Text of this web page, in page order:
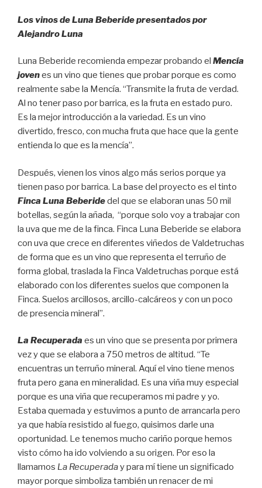
Los vinos de Luna Beberide presentados por
Alejandro Luna
Luna Beberide recomienda empezar probando el Mencía
jovenes un vino que tienes que probar porque es como
realmente sabe la Mencía. “Transmite la fruta de verdad.
Al no tener paso por barrica, es la fruta en estado puro.
Es la mejor introducción a la variedad. Es un vino
divertido, fresco, con mucha fruta que hace que la gente
entienda lo que es la mencía”.
Después, vienen los vinos algo más serios porque ya
tienen paso por barrica. La base del proyecto es el tinto
Finca Luna Beberidedel que se elaboran unas 50 mil
botellas, según la añada, “porque solo voy a trabajar con
la uva que me de la finca. Finca Luna Beberide se elabora
con uva que crece en diferentes viñedos de Valdetruchas
de forma que es un vino que representa el terruño de
forma global, traslada la Finca Valdetruchas porque está
elaborado con los diferentes suelos que componen la
Finca. Suelos arcillosos, arcillo-calcáreos y con un poco
de presencia mineral”.
La Recuperada es un vino que se presenta por primera
vez y que se elabora a 750 metros de altitud. “Te
encuentras un terruño mineral. Aquí el vino tiene menos
fruta pero gana en mineralidad. Es una viña muy especial
porque es una viña que recuperamos mi padre y yo.
Estaba quemada y estuvimos a punto de arrancarla pero
ya que había resistido al fuego, quisimos darle una
oportunidad. Le tenemos mucho cariño porque hemos
visto cómo ha ido volviendo a su origen. Por eso la
llamamos La Recuperaday para mí tiene un significado
mayor porque simboliza también un renacer de mi